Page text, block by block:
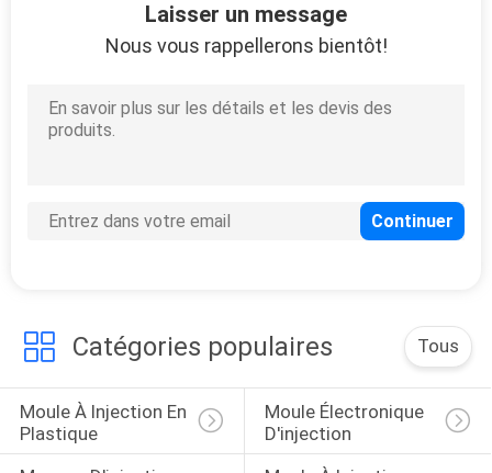
Service de moulage
par injection de
précision
moulage mécanique
sous pression
27
Laisser un message
Nous vous rappellerons bientôt!
Catégories populaires Tous
Moule À Injection En
Plastique
Moule Électronique
D'injection